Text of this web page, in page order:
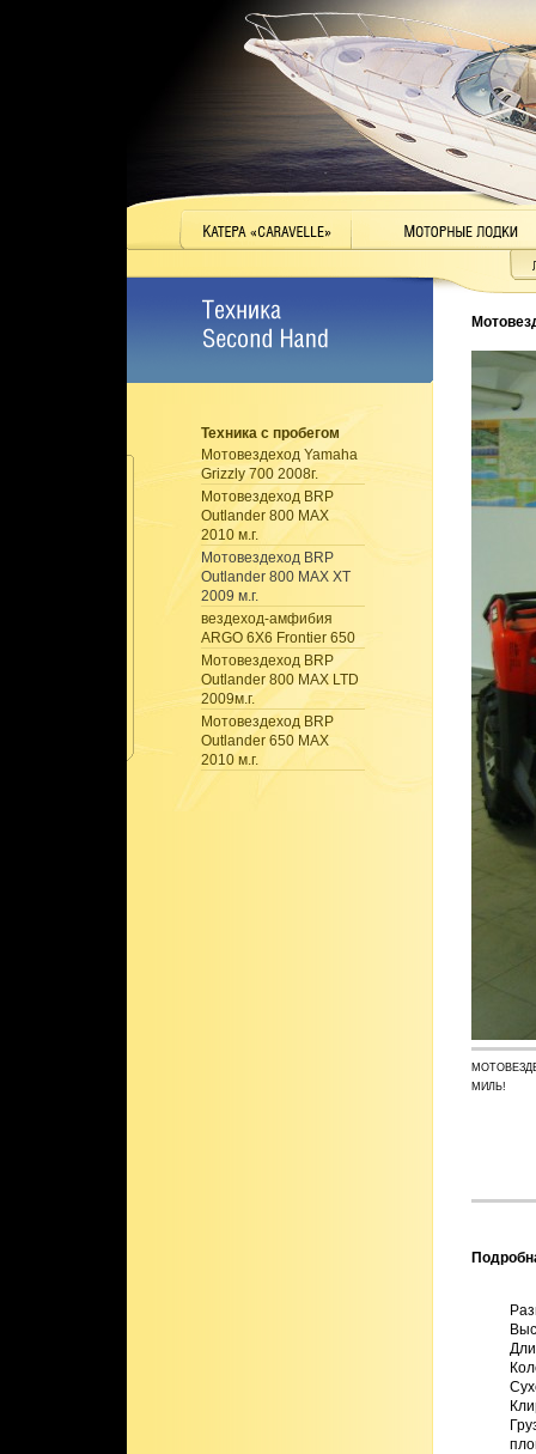
Техника с пробегом
Мотовездеход Yamaha
Grizzly 700 2008г.
Мотовездеход BRP
Outlander 800 MAX
2010 м.г.
Мотовездеход BRP
Outlander 800 MAX XT
2009 м.г.
вездеход-амфибия
ARGO 6X6 Frontier 650
Мотовездеход BRP
Outlander 800 MAX LTD
2009м.г.
Мотовездеход BRP
Outlander 650 MAX
2010 м.г.
МИЛЬ!